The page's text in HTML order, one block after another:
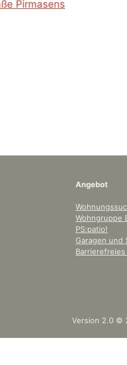
Angebot
Wohngruppe
PS:patio!
Garagen und
Barrierefreies
Version 2.0 ©